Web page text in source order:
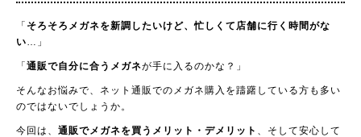
「 そろそろメガネを新調したいけど、忙しくて店舗に行く時間がな
い…」
「 通販で自分に合うメガネが手に入るのかな？」
そんなお悩みで、ネット通販でのメガネ購入を躊躇している方も多い
のではないでしょうか。
今回は、 通販でメガネを買うメリット・デメリット 、そして安心して